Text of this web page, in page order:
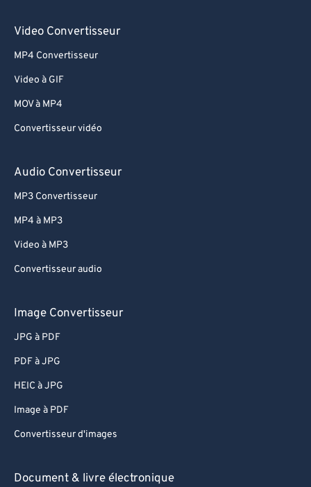
Video Convertisseur
MP4 Convertisseur
Video à GIF
MOV à MP4
Convertisseur vidéo
Audio Convertisseur
MP3 Convertisseur
MP4 à MP3
Video à MP3
Convertisseur audio
Image Convertisseur
JPG à PDF
PDF à JPG
HEIC à JPG
Image à PDF
Convertisseur d'images
Document & livre électronique